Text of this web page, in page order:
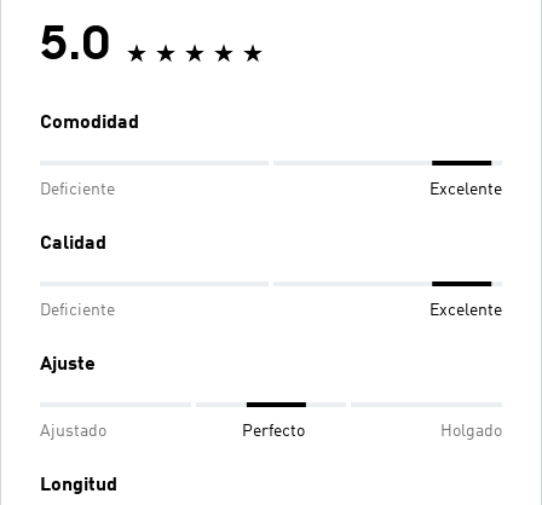
5.0
Comodidad
Deficiente Excelente
Calidad
Deficiente Excelente
Ajuste
Ajustado Perfecto Holgado
Longitud